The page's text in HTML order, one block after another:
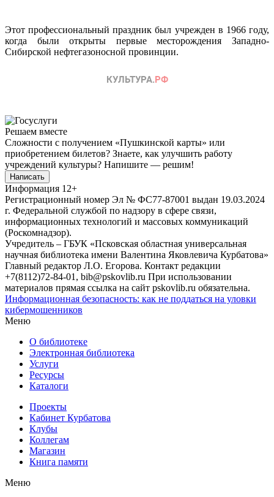
Этот профессиональный праздник был учрежден в 1966 году,
когда были открыты первые месторождения Западно-
Сибирской нефтегазоносной провинции.
Решаем вместе
Сложности с получением «Пушкинской карты» или
приобретением билетов? Знаете, как улучшить работу
учреждений культуры? Напишите — решим!
Написать
Информация 12+
Регистрационный номер Эл № ФС77-87001 выдан 19.03.2024
г. Федеральной службой по надзору в сфере связи,
информационных технологий и массовых коммуникаций
(Роскомнадзор).
Учредитель – ГБУК «Псковская областная универсальная
научная библиотека имени Валентина Яковлевича Курбатова»
Главный редактор Л.О. Егорова. Контакт редакции
+7(8112)72-84-01, bib@pskovlib.ru При использовании
материалов прямая ссылка на сайт pskovlib.ru обязательна.
Информационная безопасность: как не поддаться на уловки
кибермошенников
Меню
О библиотеке
Электронная библиотека
Услуги
Ресурсы
Каталоги
Проекты
Кабинет Курбатова
Клубы
Коллегам
Магазин
Книга памяти
Меню